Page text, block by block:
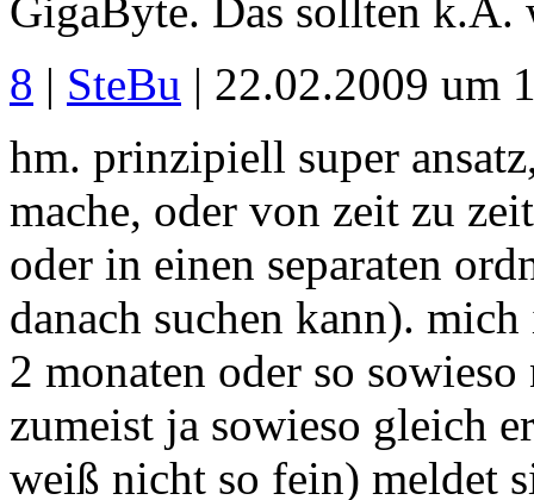
GigaByte. Das sollten
8 | SteBu | 22.02.2009 um
hm. prinzipiell super
mache, oder von zeit zu
oder in einen separaten
danach suchen kann).
2 monaten oder so
zumeist ja sowieso gleich
weiß nicht so fein) meldet